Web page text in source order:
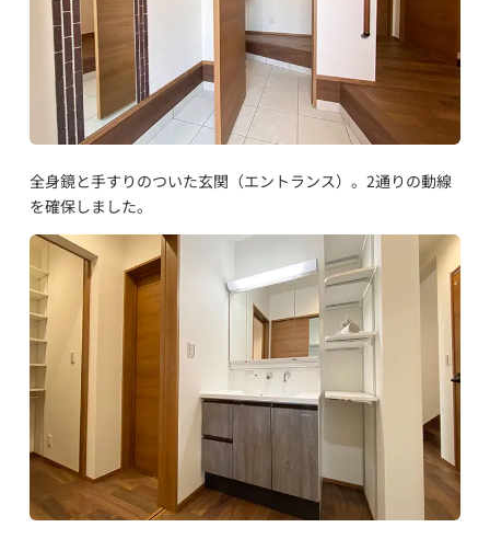
全身鏡と手すりのついた玄関（エントランス）。2通りの動線
を確保しました。